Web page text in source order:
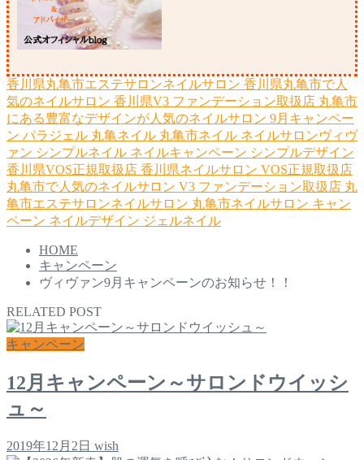
香川県丸亀市エステサロンネイルサロン 香川県丸亀市で人
気のネイルサロン 香川県V3 ファンデーション取扱店 丸亀市
にある豊富なデザインが人気のネイルサロン 9月キャンペー
ン パラジェル 丸亀ネイル 丸亀市ネイル ネイルサロンヴィヴ
ァン シンプルネイル ネイルキャンペーン シンプルデザイン
香川県VOS正規取扱店 香川県ネイルサロン VOS正規取扱店
丸亀市で人気のネイルサロン V3 ファンデーション取扱店 丸
亀市エステサロンネイルサロン 丸亀市ネイルサロン キャン
ペーン ネイルデザイン ジェルネイル
HOME
キャンペーン
ヴィヴァン9月キャンペーンのお知らせ！！
RELATED POST
キャンペーン
12月キャンペーン～サロンドウイッシ
ュ～
2019年12月2日 wish